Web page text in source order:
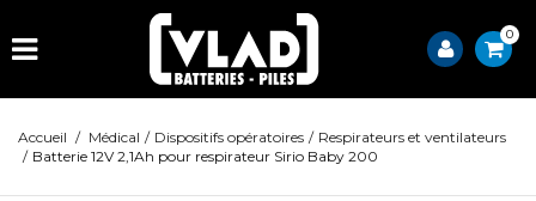
0
Accueil / Médical / Dispositifs opératoires / Respirateurs et ventilateurs
/ Batterie 12V 2,1Ah pour respirateur Sirio Baby 200